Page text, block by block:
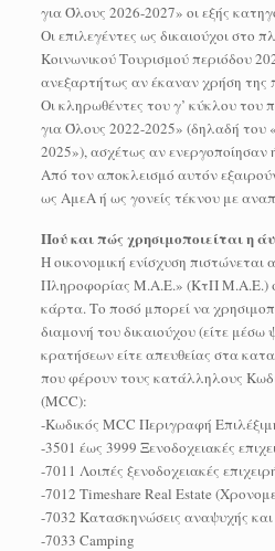
για Όλους 2026-2027» οι εξής
Οι επιλεγέντες ως δικαιούχοι στο
Κοινωνικού Τουρισμού περιόδου
ανεξαρτήτως αν έκαναν χρήση της
Οι κληρωθέντες του γ’ κύκλου του
για Όλους 2022-2025» (δηλαδή του
2025»), ασχέτως αν ενεργοποίησαν
Από τον αποκλεισμό αυτόν
ως ΑμεΑ ή ως γονείς τέκνου με
Πού και πώς χρησιμοποιείται η
Η οικονομική ενίσχυση πιστώνεται
Πληροφορίας Μ.Α.Ε.» (ΚτΠ Μ.Α.Ε.)
κάρτα. Το ποσό μπορεί να
διαμονή του δικαιούχου (είτε
κρατήσεων είτε απευθείας στα
που φέρουν τους κατάλληλους
(MCC):
-Κωδικός MCC Περιγραφή
-3501 έως 3999 Ξενοδοχειακές
-7011 Λοιπές ξενοδοχειακές
-7012 Timeshare Real Estate
-7032 Κατασκηνώσεις αναψυχής
-7033 Camping